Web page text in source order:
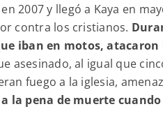
2007 y llegó a Kaya en
contra los cristianos.
iban en motos,
asesinado, al igual que
fuego a la iglesia,
la pena de muerte cuando